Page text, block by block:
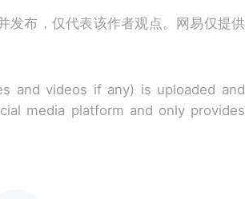
发布，仅代表该作者观点。网易仅提供
and videos if any) is uploaded and
media platform and only provides